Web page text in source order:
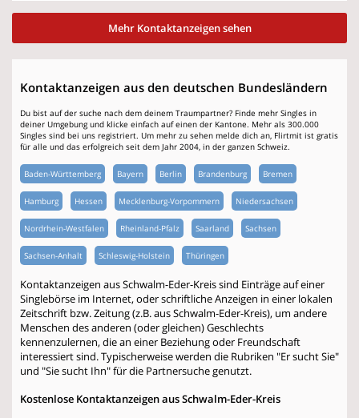
Mehr Kontaktanzeigen sehen
Kontaktanzeigen aus den deutschen Bundesländern
Du bist auf der suche nach dem deinem Traumpartner? Finde mehr Singles in
deiner Umgebung und klicke einfach auf einen der Kantone. Mehr als 300.000
Singles sind bei uns registriert. Um mehr zu sehen melde dich an, Flirtmit ist gratis
für alle und das erfolgreich seit dem Jahr 2004, in der ganzen Schweiz.
Baden-Württemberg Bayern Berlin Brandenburg Bremen
Hamburg Hessen Mecklenburg-Vorpommern Niedersachsen
Nordrhein-Westfalen Rheinland-Pfalz Saarland Sachsen
Sachsen-Anhalt Schleswig-Holstein Thüringen
Kontaktanzeigen aus Schwalm-Eder-Kreis sind Einträge auf einer
Singlebörse im Internet, oder schriftliche Anzeigen in einer lokalen
Zeitschrift bzw. Zeitung (z.B. aus Schwalm-Eder-Kreis), um andere
Menschen des anderen (oder gleichen) Geschlechts
kennenzulernen, die an einer Beziehung oder Freundschaft
interessiert sind. Typischerweise werden die Rubriken "Er sucht Sie"
und "Sie sucht Ihn" für die Partnersuche genutzt.
Kostenlose Kontaktanzeigen aus Schwalm-Eder-Kreis